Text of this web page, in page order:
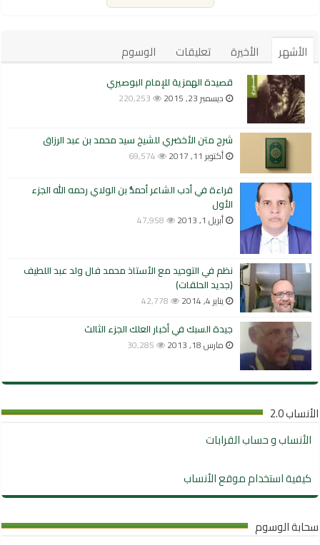
الأشهر الأخيرة تعليقات الوسوم
قصيدة الهمزية للإمام البوصيري
ديسمبر 23, 2015 220,253
شرح متن الأخضري للشيخ سيد محمد بن عبد الرزاق
أكتوبر 11, 2017 69,574
قراءة في أدب الشاعر أحمدُّ بن الولاي رحمه الله الجزء
الأول
أبريل 1, 2013 47,958
نظم في التوحيد مع الأستاذ محمد فال ولد عبد اللطيف
(جديد الحلقات)
يناير 4, 2014 42,778
جيدة السبك في أخبار العلك الجزء الثالث
مارس 18, 2013 30,285
الأنساب 2.0
الأنساب و حساب القرابات
كيفية استخدام موقع الأنساب
سحابة الوسوم